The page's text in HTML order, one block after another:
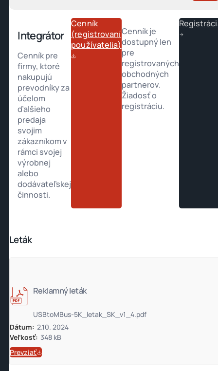
Integrátor
Cenník pre
firmy, ktoré
nakupujú
prevodníky za
účelom
ďalšieho
predaja
svojim
zákazníkom v
rámci svojej
výrobnej
alebo
dodávateľskej
činnosti.
Cenník
(registrovaní
používatelia)
Cenník je
dostupný len
pre
registrovaných
obchodných
partnerov.
Žiadosť o
registráciu.
Leták
Reklamný leták
USBtoMBus-5K_letak_SK_v1_4.pdf
Dátum: 2.10. 2024
Veľkosť: 348 kB
Prevziať